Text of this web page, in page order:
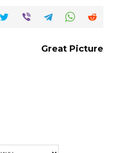
Great Picture